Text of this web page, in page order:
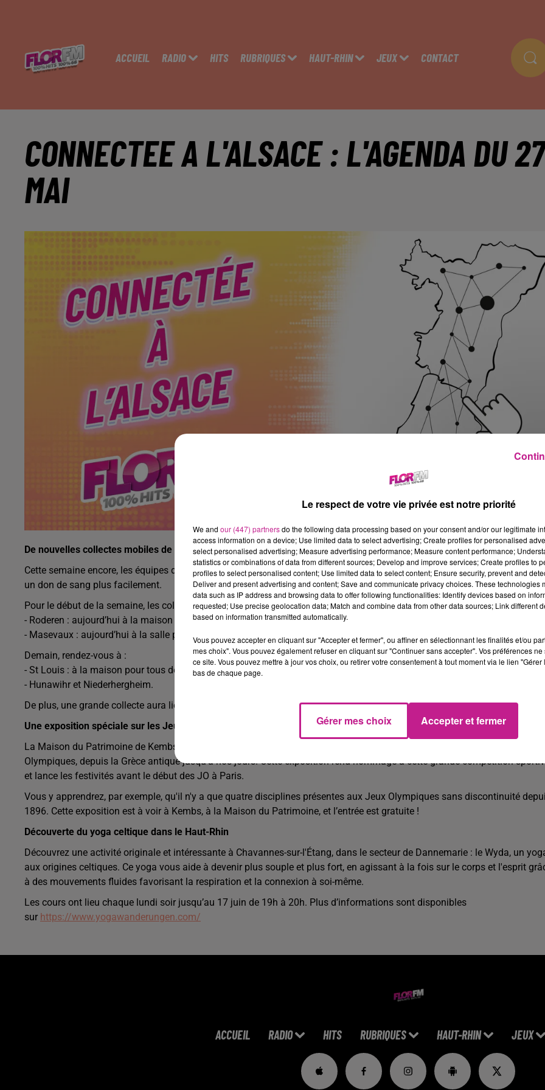
ACCUEIL RADIO HITS RUBRIQUES HAUT-RHIN JEUX CONTACT
CONNECTEE A L'ALSACE : L'AGENDA DU 27
MAI
De nouvelles collectes mobiles de don du sang
Cette semaine encore, les équipes de l’EFS se mobilisent pour rencontrer les Haut-Rhinois et leur offrir la possibilité de
un don de sang plus facilement.
Pour le début de la semaine, les collectes prévues incluent :
- Roderen : aujourd’hui à la maison du village à 16h30.
- Masevaux : aujourd’hui à la salle polyvalente à partir de 16h.
Demain, rendez-vous à :
- St Louis : à la maison pour tous de 16h30 à 19h30.
- Hunawihr et Niederhergheim.
De plus, une grande collecte aura lieu ce mardi toute la journée au sein du Lycée horticole de Wintzenheim.
Une exposition spéciale sur les Jeux Olympiques et Paralympiques
La Maison du Patrimoine de Kembs propose une exposition documentée et illustrée relatant l’histoire et l’origine des Jeux
Olympiques, depuis la Grèce antique jusqu’à nos jours. Cette exposition rend hommage à cette grande compétition
et lance les festivités avant le début des JO à Paris.
Vous y apprendrez, par exemple, qu'il n'y a que quatre disciplines présentes aux Jeux Olympiques sans discontinuité
1896. Cette exposition est à voir à Kembs, à la Maison du Patrimoine, et l’entrée est gratuite !
Découverte du yoga celtique dans le Haut-Rhin
Découvrez une activité originale et intéressante à Chavannes-sur-l'Étang, dans le secteur de Dannemarie : le Wyda, un
aux origines celtiques. Ce yoga vous aide à devenir plus souple et plus fort, en agissant à la fois sur le corps et l'esprit
à des mouvements fluides favorisant la respiration et la connexion à soi-même.
Les cours ont lieu chaque lundi soir jusqu’au 17 juin de 19h à 20h. Plus d’informations sont disponibles
sur https://www.yogawanderungen.com/
ACCUEIL RADIO HITS RUBRIQUES HAUT-RHIN JEUX
Le respect de votre vie privée est notre priorité
We and our (447) partnersdo the following data processing based on your consent and/or our legitimate
access information on a device; Use limited data to select advertising; Create profiles for personalised
select personalised advertising; Measure advertising performance; Measure content performance;
statistics or combinations of data from different sources; Develop and improve services; Create profiles to
profiles to select personalised content; Use limited data to select content; Ensure security, prevent and
Deliver and present advertising and content; Save and communicate privacy choices. These technologies
data such as IP address and browsing data to offer following functionalities: Identify devices based on
requested; Use precise geolocation data; Match and combine data from other data sources; Link different
based on information transmitted automatically.
Vous pouvez accepter en cliquant sur "Accepter et fermer", ou affiner en sélectionnant les finalités et/ou
mes choix". Vous pouvez également refuser en cliquant sur "Continuer sans accepter". Vos préférences
ce site. Vous pouvez mettre à jour vos choix, ou retirer votre consentement à tout moment via le lien
bas de chaque page.
Gérer mes choix Accepter et fermer